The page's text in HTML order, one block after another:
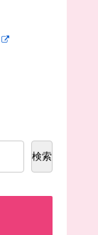
検索